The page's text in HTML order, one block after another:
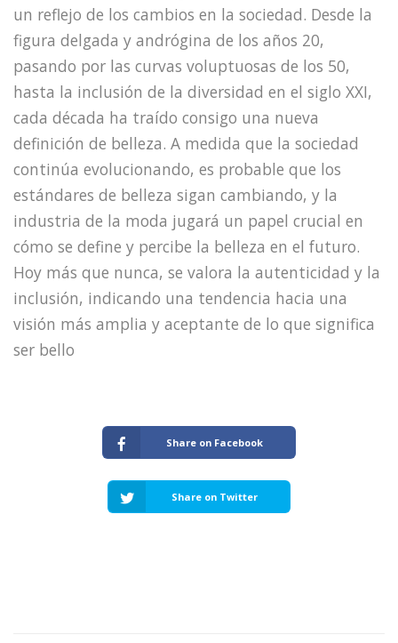
un reflejo de los cambios en la sociedad. Desde la
figura delgada y andrógina de los años 20,
pasando por las curvas voluptuosas de los 50,
hasta la inclusión de la diversidad en el siglo XXI,
cada década ha traído consigo una nueva
definición de belleza. A medida que la sociedad
continúa evolucionando, es probable que los
estándares de belleza sigan cambiando, y la
industria de la moda jugará un papel crucial en
cómo se define y percibe la belleza en el futuro.
Hoy más que nunca, se valora la autenticidad y la
inclusión, indicando una tendencia hacia una
visión más amplia y aceptante de lo que significa
ser bello
Share on Facebook
Share on Twitter